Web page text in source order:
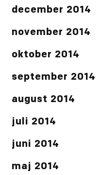
december 2014
november 2014
oktober 2014
september 2014
august 2014
juli 2014
juni 2014
maj 2014